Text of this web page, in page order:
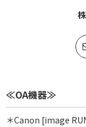
≪OA機器≫
＊Canon [image